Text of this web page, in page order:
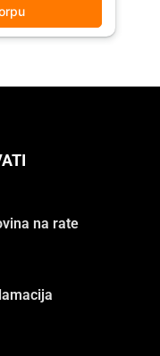
na rate